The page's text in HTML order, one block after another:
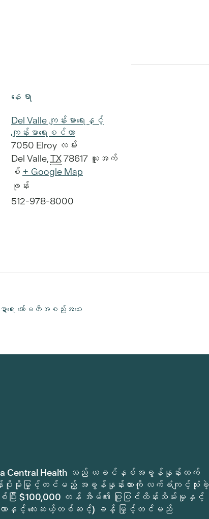
နေရာ
Del Valle ကျန်းမာရေးနှင့်
ကျန်းမာရေးစင်တာ
7050 Elroy လမ်း
Del Valle TX78617 ယူအက်
စ် + Google Map
ဖုန်း
512-978-8000
း ကော်မတီအစည်းအဝေး
d/b/a Central Health သည် ယခင်နှစ်အခွန်နှုန်းထက်
ပိုမိုမြှင့်တင်မည့် အခွန်နှုန်းထားကို လက်ခံကျင့်သုံးခဲ့
း $100,000 တန် အိမ်၏ ပြုပြင်ထိန်းသိမ်းမှုနှင့်
ါ်လာနှင့် လေးဆယ့်တစ်ဆင့်) ခန့် မြှင့်တင်မည်